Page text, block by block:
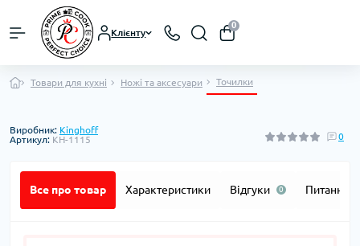
Клієнту
0
Товари для кухні Ножі та аксесуари Точилки
Виробник: Kinghoff
Артикул: KH-1115 0
Все про товар Характеристики Відгуки 0 Питання